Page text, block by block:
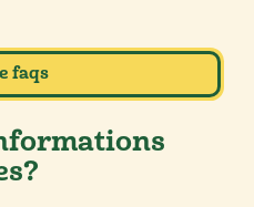
faqs